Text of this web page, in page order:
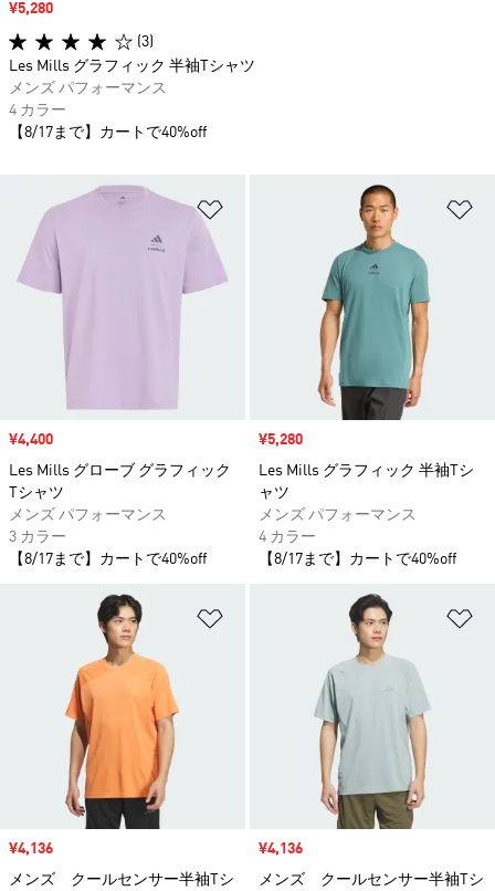
ほしいものリストに追加
セール価格
¥4,400
Les Mills グローブ グラフィック
Tシャツ
メンズ パフォーマンス
3 カラー
【8/17まで】カートで40%off
セール価格
¥5,280
Les Mills グラフィック 半袖Tシ
ャツ
メンズ パフォーマンス
4 カラー
【8/17まで】カートで40%off
ほしいものリストに追加
セール価格
¥4,136
メンズ クールセンサー半袖Tシ
セール価格
¥4,136
メンズ クールセンサー半袖Tシ
セール価格
¥5,280
(3)
Les Mills グラフィック 半袖Tシャツ
メンズ パフォーマンス
4 カラー
【8/17まで】カートで40%off